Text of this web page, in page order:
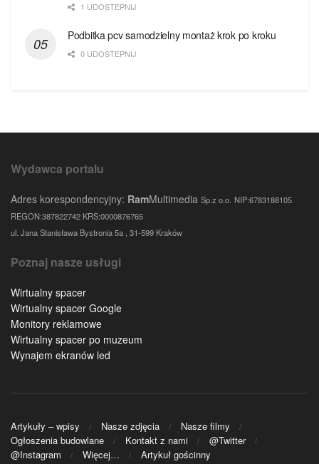
1 UDOSTEPNIJ
Podbitka pcv samodzielny montaż krok po kroku
0 UDOSTEPNIJ
Wydawca portalu
Adres korespondencyjny: RamMultimedia Sp.z o.o. NIP:6783188105
REGON:387822742 KRS:0000876765
ul. Jana Stanisława Bystronia 5a , 31-599 Kraków
Poznaj nasze usługi
Wirtualny spacer
Wirtualny spacer Google
Monitory reklamowe
Wirtualny spacer po muzeum
Wynajem ekranów led
Artykuły – wpisy Nasze zdjęcia
Nasze filmy
Ogłoszenia budowlane
Kontakt z nami
@Twitter
@Instagram
Więcej… Artykuł gościnny